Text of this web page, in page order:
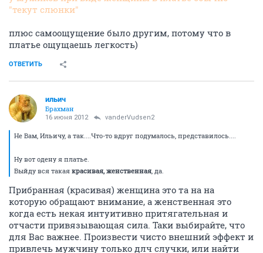
"текут слюнки"
плюс самоощущение было другим, потому что в
платье ощущаешь легкость)
ОТВЕТИТЬ
ильич
Брахман
16 июня 2012 vanderVudsen2
Не Вам, Ильичу, а так....Что-то вдруг подумалось, представилось....
Ну вот одену я платье.
Выйду вся такая красивая, женственная, да.
Прибранная (красивая) женщина это та на на
которую обращают внимание, а женственная это
когда есть некая интуитивно притягательная и
отчасти привязывающая сила. Таки выбирайте, что
для Вас важнее. Произвести чисто внешний эффект и
привлечь мужчину только длч случки, или найти